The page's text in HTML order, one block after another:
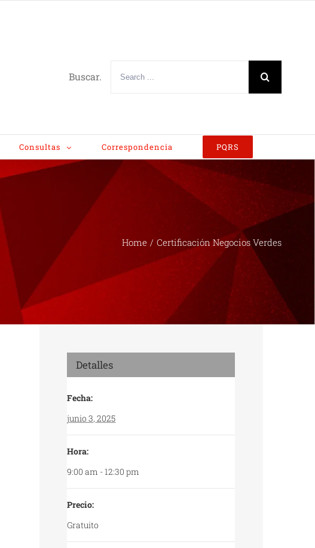
Buscar.
Consultas Correspondencia PQRS
Home / Certificación Negocios Verdes
Detalles
Fecha:
junio 3, 2025
Hora:
9:00 am - 12:30 pm
Precio:
Gratuito